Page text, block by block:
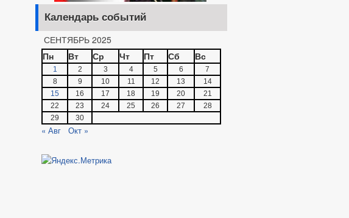
Календарь событий
СЕНТЯБРЬ 2025
Пн
Вт Ср Чт Пт Сб Вс
1 2 3 4 5 6
7
8
9 10 11 12 13
14
15
16 17 18 19 20
21
22
23 24 25 26 27
28
29
30
« Авг Окт »